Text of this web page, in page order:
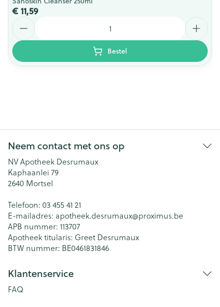
€ 11,59
Bestel
Neem contact met ons op
NV Apotheek Desrumaux
Kaphaanlei 79
2640 Mortsel
Telefoon: 03 455 41 21
E-mailadres: apotheek.desrumaux@proximus.be
APB nummer: 113707
Apotheek titularis: Greet Desrumaux
BTW nummer: BE0461831846
Klantenservice
FAQ